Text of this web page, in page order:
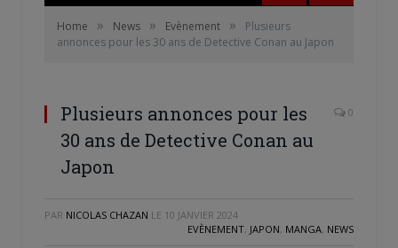
Home » News » Evènement »
Plusieurs
annonces pour les 30 ans de Detective Conan au Japon
Plusieurs annonces pour les
30 ans de Detective Conan au
Japon
0
PAR NICOLAS CHAZAN LE 10 JANVIER 2024
EVÈNEMENT, JAPON, MANGA, NEWS